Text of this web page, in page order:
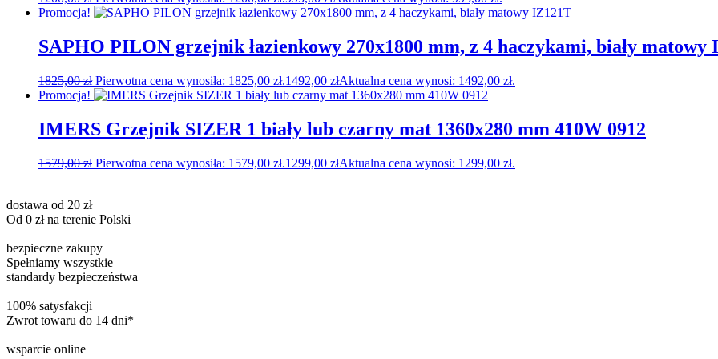
Promocja!
SAPHO PILON grzejnik łazienkowy 270x1800 mm, z 4 haczykami, biały matowy
1825,00zł Pierwotna cena wynosiła: 1825,00 zł.1492,00 złAktualna cena wynosi: 1492,00 zł.
Promocja!
IMERS Grzejnik SIZER 1 biały lub czarny mat 1360x280 mm 410W 0912
1579,00zł Pierwotna cena wynosiła: 1579,00 zł.1299,00 złAktualna cena wynosi: 1299,00 zł.
dostawa od 20 zł
Od 0 zł na terenie Polski
bezpieczne zakupy
Spełniamy wszystkie
standardy bezpieczeństwa
100% satysfakcji
Zwrot towaru do 14 dni*
wsparcie online